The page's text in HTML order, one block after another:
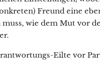
Freund eine
wie dem Mut vor
Eilte vor